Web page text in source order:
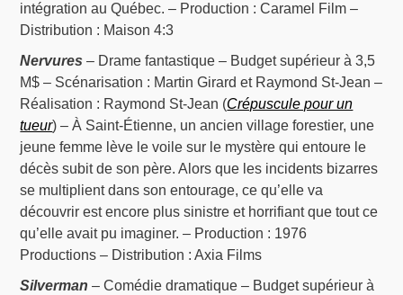
intégration au Québec. – Production : Caramel Film –
Distribution : Maison 4:3
Nervures – Drame fantastique – Budget supérieur à 3,5
M$ – Scénarisation : Martin Girard et Raymond St-Jean –
Réalisation : Raymond St-Jean (Crépuscule pour un
tueur) – À Saint-Étienne, un ancien village forestier, une
jeune femme lève le voile sur le mystère qui entoure le
décès subit de son père. Alors que les incidents bizarres
se multiplient dans son entourage, ce qu’elle va
découvrir est encore plus sinistre et horrifiant que tout ce
qu’elle avait pu imaginer. – Production : 1976
Productions – Distribution : Axia Films
Silverman – Comédie dramatique – Budget supérieur à